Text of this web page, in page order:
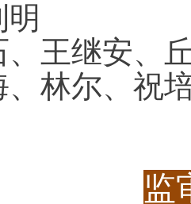
王继安、
林尔、祝
监